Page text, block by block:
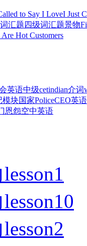
to Say I LoveI Just
汇题 四级词汇题景物
Hot Customers
英语中级cetindian介词
模块国家PoliceCEO英
恩怨空中英语